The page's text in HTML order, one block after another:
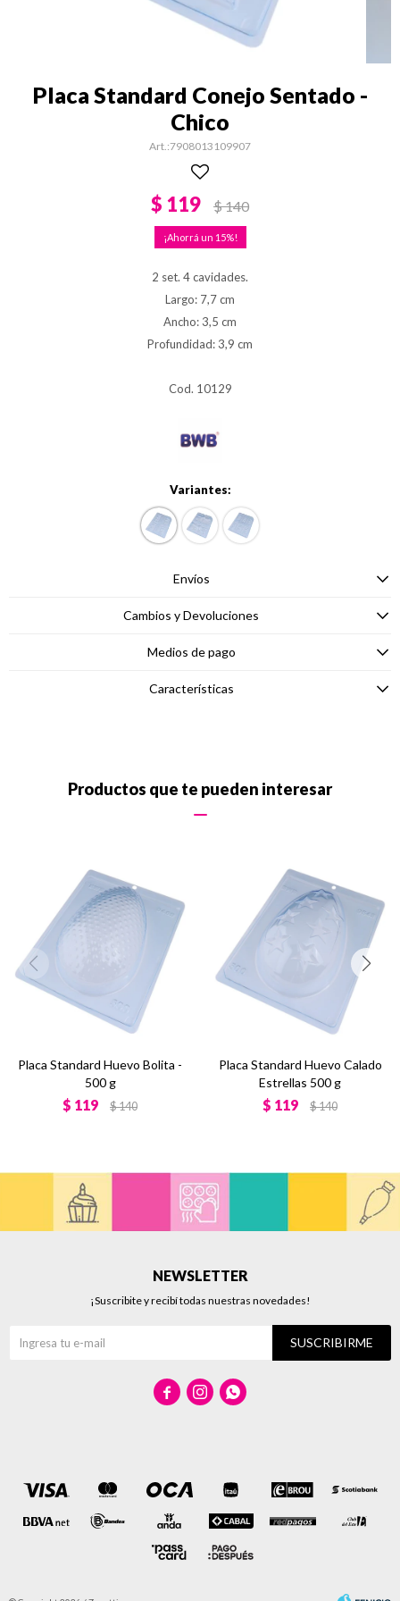
Placa Standard Conejo Sentado -
Chico
7908013109907
$ 119 $140
15
2 set. 4 cavidades.
Largo: 7,7 cm
Ancho: 3,5 cm
Profundidad: 3,9 cm
Cod. 10129
Variantes:
Envíos
Cambios y Devoluciones
Medios de pago
Características
Productos que te pueden interesar
Placa Standard Huevo Bolita -
500 g
$ 119 $140
Placa Standard Huevo Calado
Estrellas 500 g
$ 119 $140
NEWSLETTER
¡Suscribite y recibí todas nuestras novedades!
SUSCRIBIRME
  